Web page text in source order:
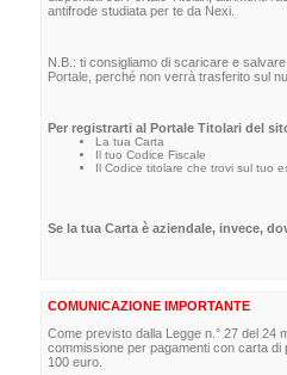
antifrode studiata per te da Nexi.
N.B.: ti consigliamo di scaricare e
Portale, perché non verrà trasferito sul
Per registrarti al Portale Titolari del
La tua Carta
Il tuo Codice Fiscale
Il Codice titolare che trovi sul tuo
Se la tua Carta è aziendale, invece,
COMUNICAZIONE IMPORTANTE
Come previsto dalla Legge n.° 27 del 24
commissione per pagamenti con carta
100 euro.